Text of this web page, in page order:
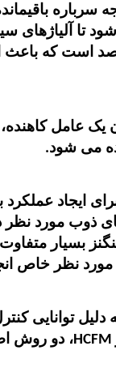
آلیاژهای
شده دارای محتوای منگنز
عامل کاهنده،
.
عملکرد
ذوب مورد
بسیار
مورد نظر خاص
دلیل توانایی
، دو روش